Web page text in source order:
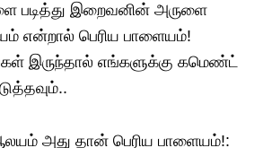
படித்து இறைவனின் அருளை
என்றால் பெரிய பாளையம்!
இருந்தால் எங்களுக்கு கமெண்ட்
அது தான் பெரிய பாளையம்!: